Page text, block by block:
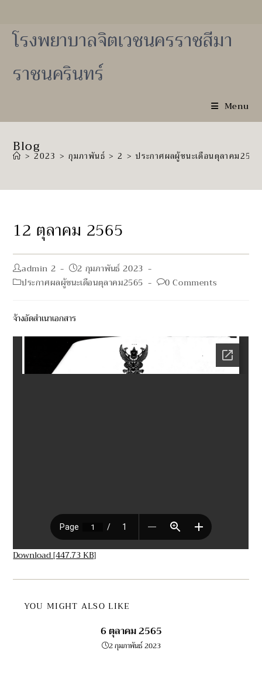
contentโรงพยาบาลจิตเวชนครราชสีมา
ราชนครินทร์
Menu
Blog
> 2023 > กุมภาพันธ์ > 2 > ประกาศผลผู้ชนะเดือนตุลาคม2565
12 ตุลาคม 2565
Post
author:
admin 2 Post
published:
2 กุมภาพันธ์ 2023
Postประกาศผลผู้ชนะเดือนตุลาคม2565 Post0 Comments
จ้างอัดสำเนาเอกสาร
Download [447.73 KB]
YOU MIGHT ALSO LIKE
6 ตุลาคม 2565
2 กุมภาพันธ์ 2023